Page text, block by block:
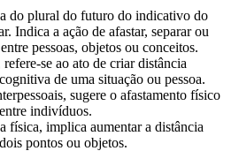
do plural do futuro do indicativo do
Indica a ação de afastar, separar ou
pessoas, objetos ou conceitos.
se ao ato de criar distância
de uma situação ou pessoa.
sugere o afastamento físico
indivíduos.
física, implica aumentar a distância
pontos ou objetos.